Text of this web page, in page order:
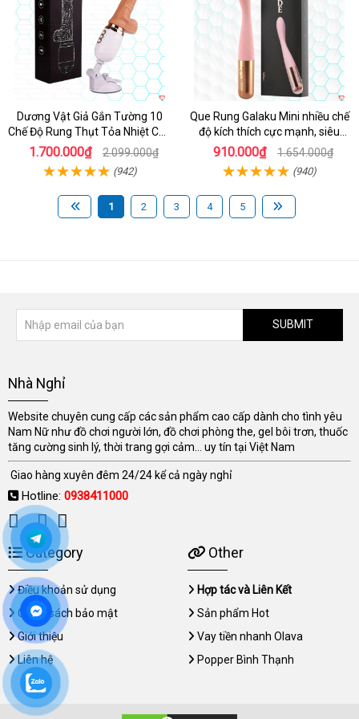
Dương Vật Giả Gắn Tường 10
Chế Độ Rung Thụt Tỏa Nhiệt Cao
Cấp
1.700.000₫ 2.099.000₫
(942)
Que Rung Galaku Mini nhiều chế
độ kích thích cực mạnh, siêu
sướng
910.000₫ 1.654.000₫
(940)
1 2 3 4 5
SUBMIT
Nhà Nghỉ
Website chuyên cung cấp các sản phẩm cao cấp dành cho tình yêu
Nam Nữ như đồ chơi người lớn, đồ chơi phòng the, gel bôi trơn, thuốc
tăng cường sinh lý, thời trang gợi cảm... uy tín tại Việt Nam
Giao hàng xuyên đêm 24/24 kể cả ngày nghỉ
Hotline: 0938411000
Category
Điều khoản sử dụng
Chính sách bảo mật
Giới thiệu
Liên hệ
Other
Hợp tác và Liên Kết
Sản phẩm Hot
Vay tiền nhanh Olava
Popper Bình Thạnh